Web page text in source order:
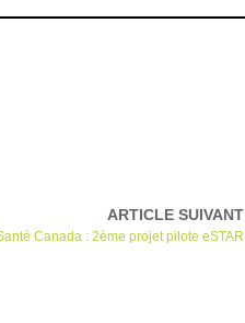
ARTICLE SUIVANT
Canada : 2ème projet pilote eSTAR